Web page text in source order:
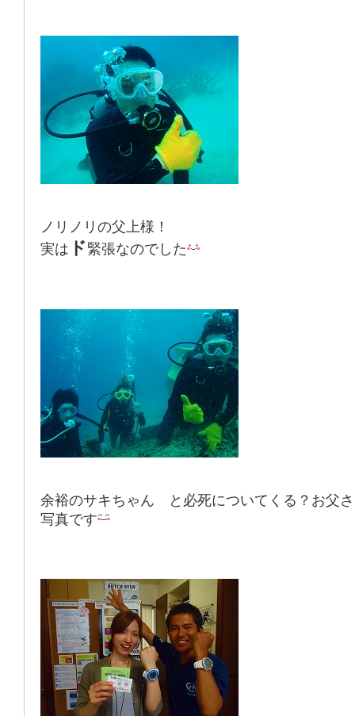
ノリノリの父上様！
実は ド 緊張なのでした
余裕のサキちゃん と必死についてくる？お父
写真です